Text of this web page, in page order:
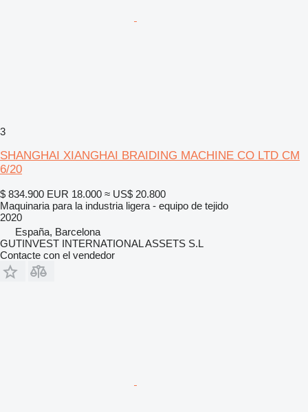
3
SHANGHAI XIANGHAI BRAIDING MACHINE CO LTD CM
6/20
$ 834.900 EUR 18.000 ≈ US$ 20.800
Maquinaria para la industria ligera - equipo de tejido
2020
España, Barcelona
GUTINVEST INTERNATIONAL ASSETS S.L
Contacte con el vendedor